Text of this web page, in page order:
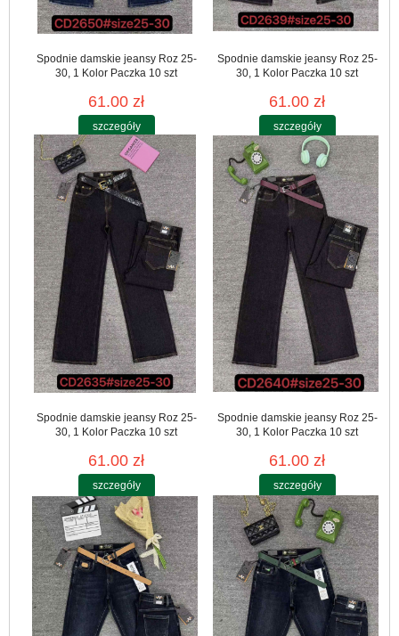
Spodnie damskie jeansy Roz 25-
30, 1 Kolor Paczka 10 szt
61.00 zł
szczegóły
Spodnie damskie jeansy Roz 25-
30, 1 Kolor Paczka 10 szt
61.00 zł
szczegóły
Spodnie damskie jeansy Roz 25-
30, 1 Kolor Paczka 10 szt
61.00 zł
szczegóły
Spodnie damskie jeansy Roz 25-
30, 1 Kolor Paczka 10 szt
61.00 zł
szczegóły